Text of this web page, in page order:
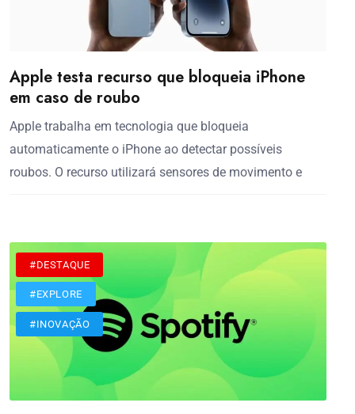
Apple testa recurso que bloqueia iPhone
em caso de roubo
Apple trabalha em tecnologia que bloqueia
automaticamente o iPhone ao detectar possíveis
roubos. O recurso utilizará sensores de movimento e
#DESTAQUE
#EXPLORE
#INOVAÇÃO